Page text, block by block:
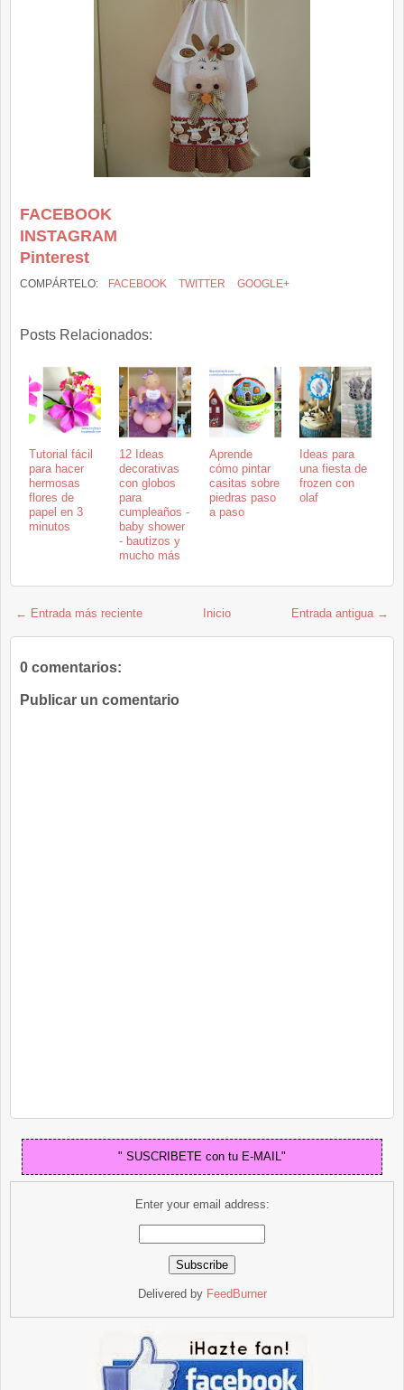
FACEBOOK
INSTAGRAM
Pinterest
COMPÁRTELO: FACEBOOK TWITTER GOOGLE+
Posts Relacionados:
Tutorial fácil
para hacer
hermosas
flores de
papel en 3
minutos
12 Ideas
decorativas
con globos
para
cumpleaños -
baby shower
- bautizos y
mucho más
Aprende
cómo pintar
casitas sobre
piedras paso
a paso
Ideas para
una fiesta de
frozen con
olaf
← Entrada más reciente Entrada antigua →
Inicio
0 comentarios:
Publicar un comentario
" SUSCRIBETE con tu E-MAIL"
Enter your email address:
Delivered by FeedBurner